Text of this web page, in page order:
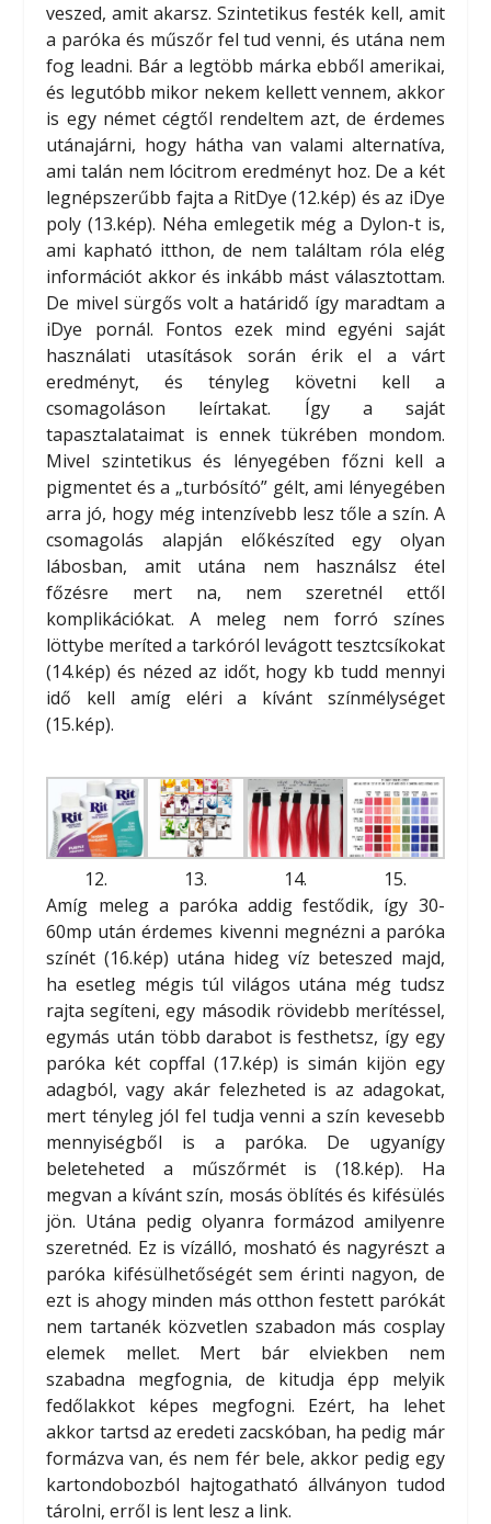
veszed, amit akarsz. Szintetikus festék kell, amit
a paróka és műszőr fel tud venni, és utána nem
fog leadni. Bár a legtöbb márka ebből amerikai,
és legutóbb mikor nekem kellett vennem, akkor
is egy német cégtől rendeltem azt, de érdemes
utánajárni, hogy hátha van valami alternatíva,
ami talán nem lócitrom eredményt hoz. De a két
legnépszerűbb fajta a RitDye (12.kép) és az iDye
poly (13.kép). Néha emlegetik még a Dylon-t is,
ami kapható itthon, de nem találtam róla elég
információt akkor és inkább mást választottam.
De mivel sürgős volt a határidő így maradtam a
iDye pornál. Fontos ezek mind egyéni saját
használati utasítások során érik el a várt
eredményt, és tényleg követni kell a
csomagoláson leírtakat. Így a saját
tapasztalataimat is ennek tükrében mondom.
Mivel szintetikus és lényegében főzni kell a
pigmentet és a „turbósító” gélt, ami lényegében
arra jó, hogy még intenzívebb lesz tőle a szín. A
csomagolás alapján előkészíted egy olyan
lábosban, amit utána nem használsz étel
főzésre mert na, nem szeretnél ettől
komplikációkat. A meleg nem forró színes
löttybe meríted a tarkóról levágott tesztcsíkokat
(14.kép) és nézed az időt, hogy kb tudd mennyi
idő kell amíg eléri a kívánt színmélységet
(15.kép).
12. 13. 14.
15.
Amíg meleg a paróka addig festődik, így 30-
60mp után érdemes kivenni megnézni a paróka
színét (16.kép) utána hideg víz beteszed majd,
ha esetleg mégis túl világos utána még tudsz
rajta segíteni, egy második rövidebb merítéssel,
egymás után több darabot is festhetsz, így egy
paróka két copffal (17.kép) is simán kijön egy
adagból, vagy akár felezheted is az adagokat,
mert tényleg jól fel tudja venni a szín kevesebb
mennyiségből is a paróka. De ugyanígy
beleteheted a műszőrmét is (18.kép). Ha
megvan a kívánt szín, mosás öblítés és kifésülés
jön. Utána pedig olyanra formázod amilyenre
szeretnéd. Ez is vízálló, mosható és nagyrészt a
paróka kifésülhetőségét sem érinti nagyon, de
ezt is ahogy minden más otthon festett parókát
nem tartanék közvetlen szabadon más cosplay
elemek mellet. Mert bár elviekben nem
szabadna megfognia, de kitudja épp melyik
fedőlakkot képes megfogni. Ezért, ha lehet
akkor tartsd az eredeti zacskóban, ha pedig már
formázva van, és nem fér bele, akkor pedig egy
kartondobozból hajtogatható állványon tudod
tárolni, erről is lent lesz a link.